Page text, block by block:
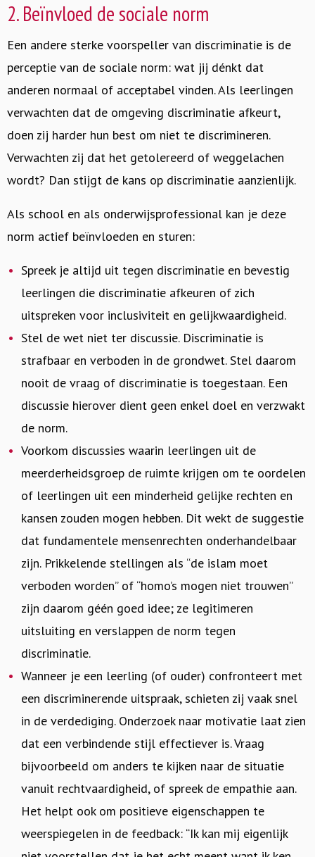
2. Beïnvloed de sociale norm
Een andere sterke voorspeller van discriminatie is de
perceptie van de sociale norm: wat jij dénkt dat
anderen normaal of acceptabel vinden. Als leerlingen
verwachten dat de omgeving discriminatie afkeurt,
doen zij harder hun best om niet te discrimineren.
Verwachten zij dat het getolereerd of weggelachen
wordt? Dan stijgt de kans op discriminatie aanzienlijk.
Als school en als onderwijsprofessional kan je deze
norm actief beïnvloeden en sturen:
Spreek je altijd uit tegen discriminatie en bevestig
leerlingen die discriminatie afkeuren of zich
uitspreken voor inclusiviteit en gelijkwaardigheid.
Stel de wet niet ter discussie. Discriminatie is
strafbaar en verboden in de grondwet. Stel daarom
nooit de vraag of discriminatie is toegestaan. Een
discussie hierover dient geen enkel doel en verzwakt
de norm.
Voorkom discussies waarin leerlingen uit de
meerderheidsgroep de ruimte krijgen om te oordelen
of leerlingen uit een minderheid gelijke rechten en
kansen zouden mogen hebben. Dit wekt de suggestie
dat fundamentele mensenrechten onderhandelbaar
zijn. Prikkelende stellingen als “de islam moet
verboden worden” of “homo’s mogen niet trouwen”
zijn daarom géén goed idee; ze legitimeren
uitsluiting en verslappen de norm tegen
discriminatie.
Wanneer je een leerling (of ouder) confronteert met
een discriminerende uitspraak, schieten zij vaak snel
in de verdediging. Onderzoek naar motivatie laat zien
dat een verbindende stijl effectiever is. Vraag
bijvoorbeeld om anders te kijken naar de situatie
vanuit rechtvaardigheid, of spreek de empathie aan.
Het helpt ook om positieve eigenschappen te
weerspiegelen in de feedback: “Ik kan mij eigenlijk